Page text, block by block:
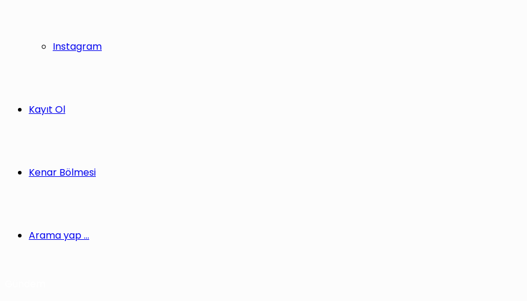
Instagram
Kayıt Ol
Kenar Bölmesi
Arama yap ...